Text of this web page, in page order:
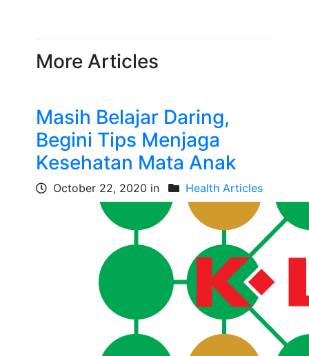
More Articles
Masih Belajar Daring,
Begini Tips Menjaga
Kesehatan Mata Anak
October 22, 2020 in Health Articles